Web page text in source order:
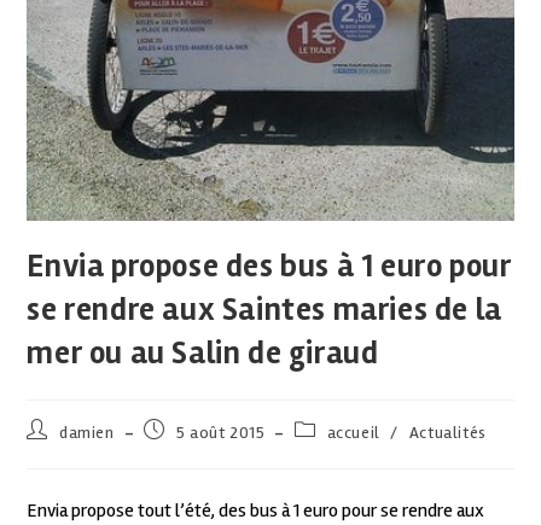
Envia propose des bus à 1 euro pour
se rendre aux Saintes maries de la
mer ou au Salin de giraud
damien 5 août 2015 accueil / Actualités
Envia propose tout l’été, des bus à 1 euro pour se rendre aux